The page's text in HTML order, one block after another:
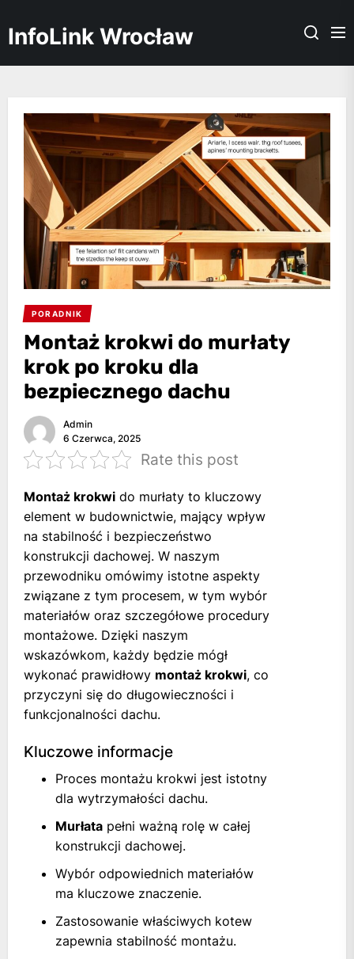
to
the
content
InfoLink Wrocław
PORADNIK
Montaż krokwi do murłaty
krok po kroku dla
bezpiecznego dachu
Admin
6 Czerwca, 2025
Rate this post
Montaż krokwi do murłaty to kluczowy
element w budownictwie, mający wpływ
na stabilność i bezpieczeństwo
konstrukcji dachowej. W naszym
przewodniku omówimy istotne aspekty
związane z tym procesem, w tym wybór
materiałów oraz szczegółowe procedury
montażowe. Dzięki naszym
wskazówkom, każdy będzie mógł
wykonać prawidłowy montaż krokwi, co
przyczyni się do długowieczności i
funkcjonalności dachu.
Kluczowe informacje
Proces montażu krokwi jest istotny
dla wytrzymałości dachu.
Murłata pełni ważną rolę w całej
konstrukcji dachowej.
Wybór odpowiednich materiałów
ma kluczowe znaczenie.
Zastosowanie właściwych kotew
zapewnia stabilność montażu.